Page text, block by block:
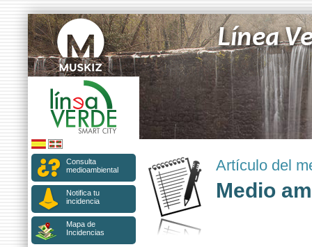
Consulta
medioambiental
Notifica tu
incidencia
Mapa de
Incidencias
Artículo del
Medio